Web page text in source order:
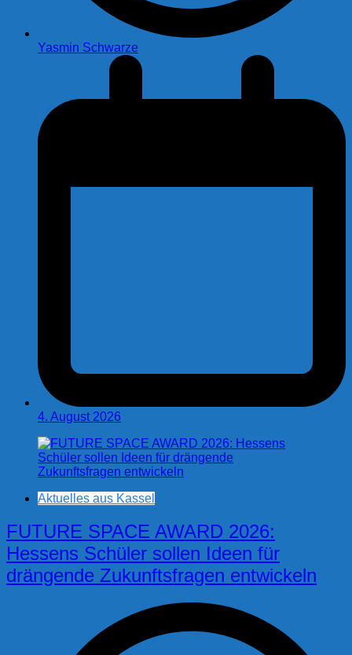
Yasmin Schwarze
4. August 2026
Aktuelles aus Kassel
FUTURE SPACE AWARD 2026:
Hessens Schüler sollen Ideen für
drängende Zukunftsfragen entwickeln